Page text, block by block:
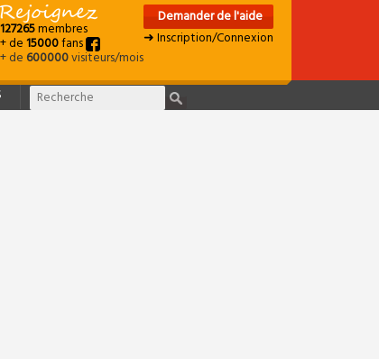
127265membres
+ de15000fans
+ de600000visiteurs/mois
Demander de l'aide
➜ Inscription/Connexion